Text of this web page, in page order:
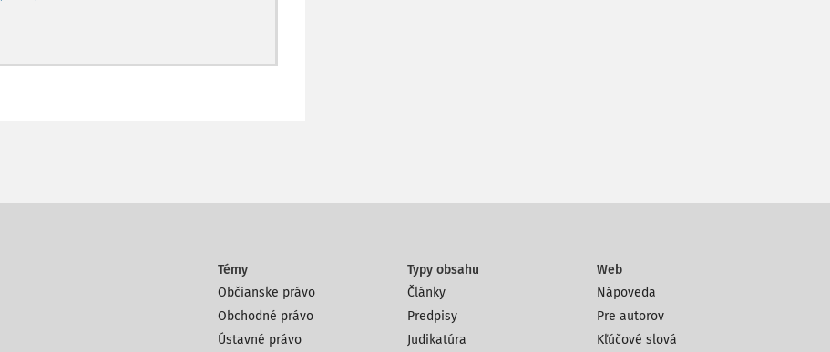
Témy
Občianske právo
Obchodné právo
Ústavné právo
Typy obsahu
Články
Predpisy
Judikatúra
Web
Nápoveda
Pre autorov
Kľúčové slová